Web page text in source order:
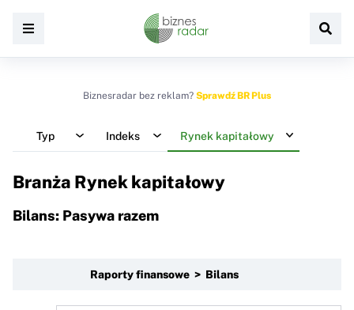
Biznesradar bez reklam? Sprawdź BR Plus
Typ Indeks Rynek kapitałowy
Branża Rynek kapitałowy
Bilans: Pasywa razem
Raporty finansowe > Bilans